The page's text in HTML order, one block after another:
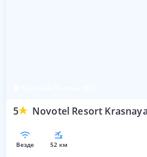
5 Novotel Resort
везде 52 км